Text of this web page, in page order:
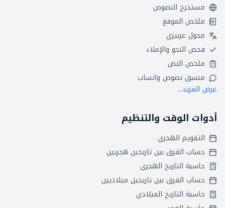
مستخرج النصوص
ملخص الموقع
محول عربيزي
فحص النحو والإملاء
ملخص النص
منسق نصوص واتساب
عرض المزيد...
أدوات الوقت والتنظيم
التقويم الهجري
حساب الفرق بين تاريخين هجريين
حاسبة التاريخ الهجري
حساب الفرق بين تاريخين ميلاديين
حاسبة التاريخ الميلادي